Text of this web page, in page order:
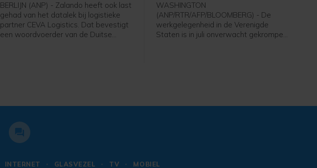
BERLIJN (ANP) - Zalando heeft ook last
gehad van het datalek bij logistieke
partner CEVA Logistics. Dat bevestigt
een woordvoerder van de Duitse
WASHINGTON
(ANP/RTR/AFP/BLOOMBERG) - De
werkgelegenheid in de Verenigde
Staten is in juli onverwacht gekrompen
INTERNET GLASVEZEL TV MOBIEL